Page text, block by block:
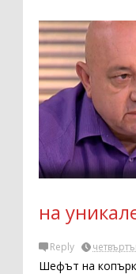
на
Reply
Шефът на